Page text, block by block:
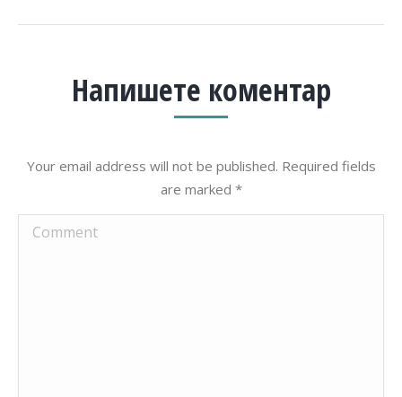
Напишете коментар
Your email address will not be published. Required fields
are marked *
Comment